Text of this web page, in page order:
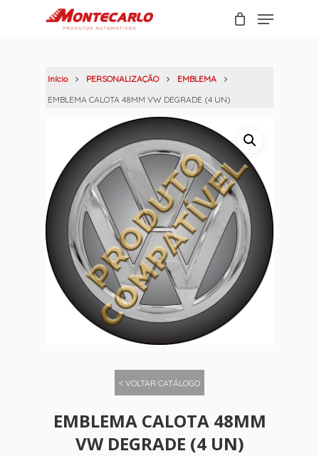
Menu
Carrinho
Início PERSONALIZAÇÃO
EMBLEMA
EMBLEMA CALOTA 48MM VW DEGRADE (4 UN)
< VOLTAR CATÁLOGO
EMBLEMA CALOTA 48MM
VW DEGRADE (4 UN)